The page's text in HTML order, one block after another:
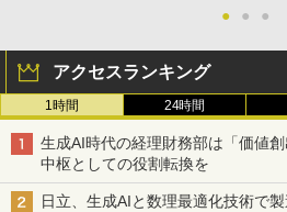
●
● ●
アクセスランキング
1時間 24時間
生成AI時代の経理財務部は「価値
中枢としての役割転換を
日立、生成AIと数理最適化技術で